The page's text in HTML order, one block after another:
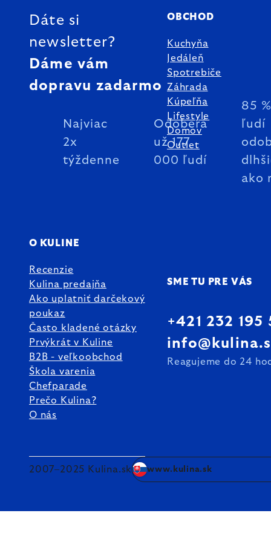
Dáte si
newsletter?
Dáme vám
dopravu zadarmo
Najviac
2x
týždenne
Odoberá
už 177
000 ľudí
85 %
ľudí
ako
OBCHOD
Kuchyňa
Jedáleň
Spotrebiče
Záhrada
Kúpeľňa
Lifestyle
Domov
Outlet
O KULINE
Recenzie
Kulina predajňa
Ako uplatniť darčekový
poukaz
Často kladené otázky
Prvýkrát v Kuline
B2B - veľkoobchod
Škola varenia
Chefparade
Prečo Kulina?
O nás
SME TU PRE VÁS
+421 232 195
Reagujeme do 24
2007–2025 Kulina.sk www.kulina.sk